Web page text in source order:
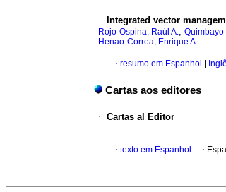
· Integrated vector
Rojo-Ospina, Raúl A.;
Henao-Correa, Enrique A.
· resumo em Espanhol
Cartas aos editores
· Cartas al Editor
· texto em Espanhol ·